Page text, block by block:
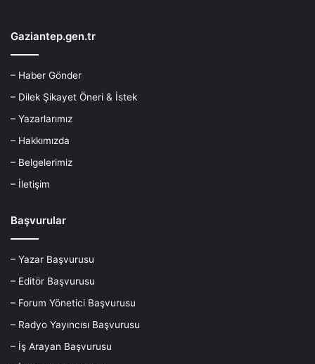
Gaziantep.gen.tr
– Haber Gönder
– Dilek Şikayet Öneri & İstek
– Yazarlarımız
– Hakkımızda
– Belgelerimiz
– İletişim
Başvurular
– Yazar Başvurusu
– Editör Başvurusu
– Forum Yönetici Başvurusu
– Radyo Yayıncısı Başvurusu
– İş Arayan Başvurusu